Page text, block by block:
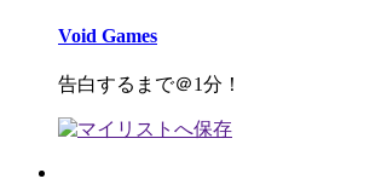
Void Games
告白するまで＠1分！